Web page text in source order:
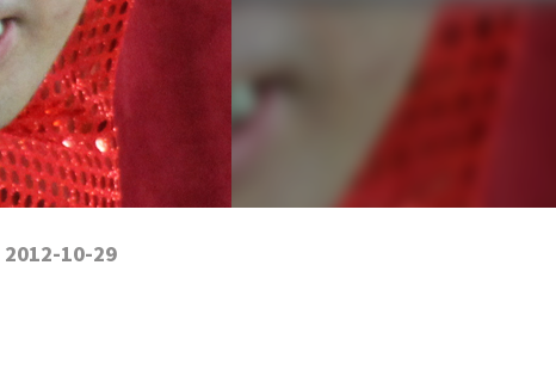
2012-10-29